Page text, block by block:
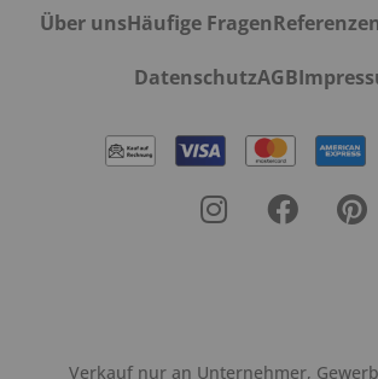
Über unsHäufige FragenReferenzen
DatenschutzAGB
Verkauf nur an Unternehmer,